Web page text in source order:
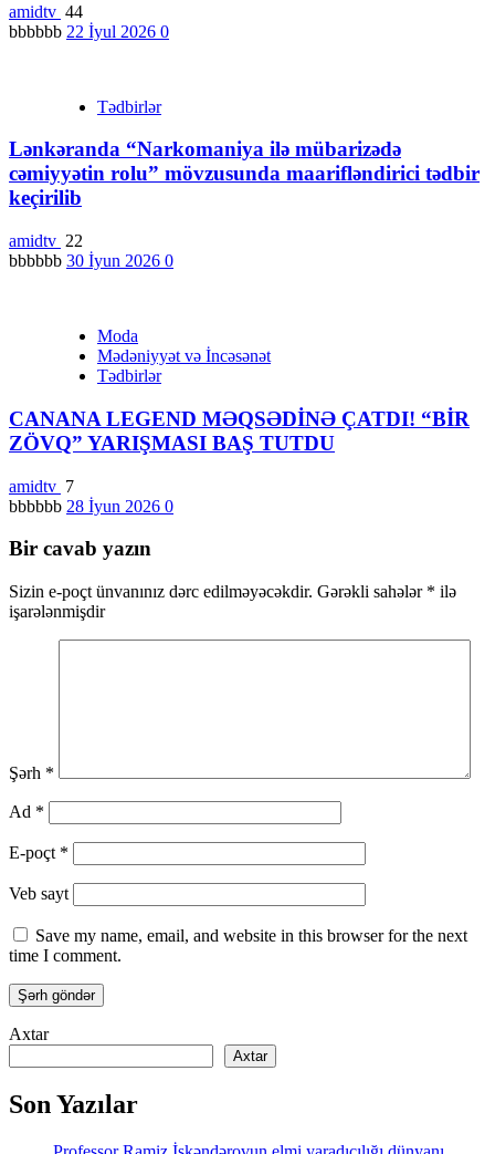
amidtv 44
bbbbbb 22 İyul 2026 0
Tədbirlər
Lənkəranda “Narkomaniya ilə mübarizədə
cəmiyyətin rolu” mövzusunda maarifləndirici tədbir
keçirilib
amidtv 22
bbbbbb 30 İyun 2026 0
Moda
Mədəniyyət və İncəsənət
Tədbirlər
CANANA LEGEND MƏQSƏDİNƏ ÇATDI! “BİR
ZÖVQ” YARIŞMASI BAŞ TUTDU
amidtv 7
bbbbbb 28 İyun 2026 0
Bir cavab yazın
Sizin e-poçt ünvanınız dərc edilməyəcəkdir. Gərəkli sahələr * ilə
işarələnmişdir
Şərh *
Ad *
E-poçt *
Veb sayt
Save my name, email, and website in this browser for the next
time I comment.
Axtar
Axtar
Son Yazılar